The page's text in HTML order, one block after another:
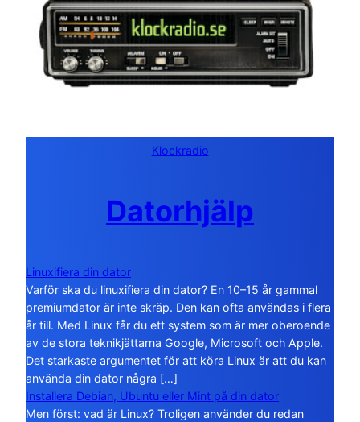
Klockradio
Datorhjälp
Linuxifiera din dator
Varför ska du linuxifiera din dator? En 10–15 år gammal
premiumdator är inte skräp. Den kan ofta användas i flera
år till. Med Linux får du ett system som är mer oberoende
av de stora teknikjättarna Google, Microsoft och Apple.
Det starkaste argumentet för att köra Linux är att du kan
använda din dator några […]
Installera Debian, Ubuntu eller Mint på din dator
Men först: vad är Linux? Troligen använder du redan